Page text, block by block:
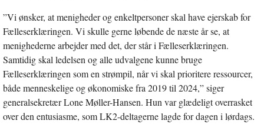
”Vi ønsker, at menigheder og enkeltpersoner skal have ejerskab for
Fælleserklæringen. Vi skulle gerne løbende de næste år se, at
menighederne arbejder med det, der står i Fælleserklæringen.
Samtidig skal ledelsen og alle udvalgene kunne bruge
Fælleserklæringen som en strømpil, når vi skal prioritere ressourcer,
både menneskelige og økonomiske fra 2019 til 2024,” siger
generalsekretær Lone Møller-Hansen. Hun var glædeligt overrasket
over den entusiasme, som LK2-deltagerne lagde for dagen i lørdags.